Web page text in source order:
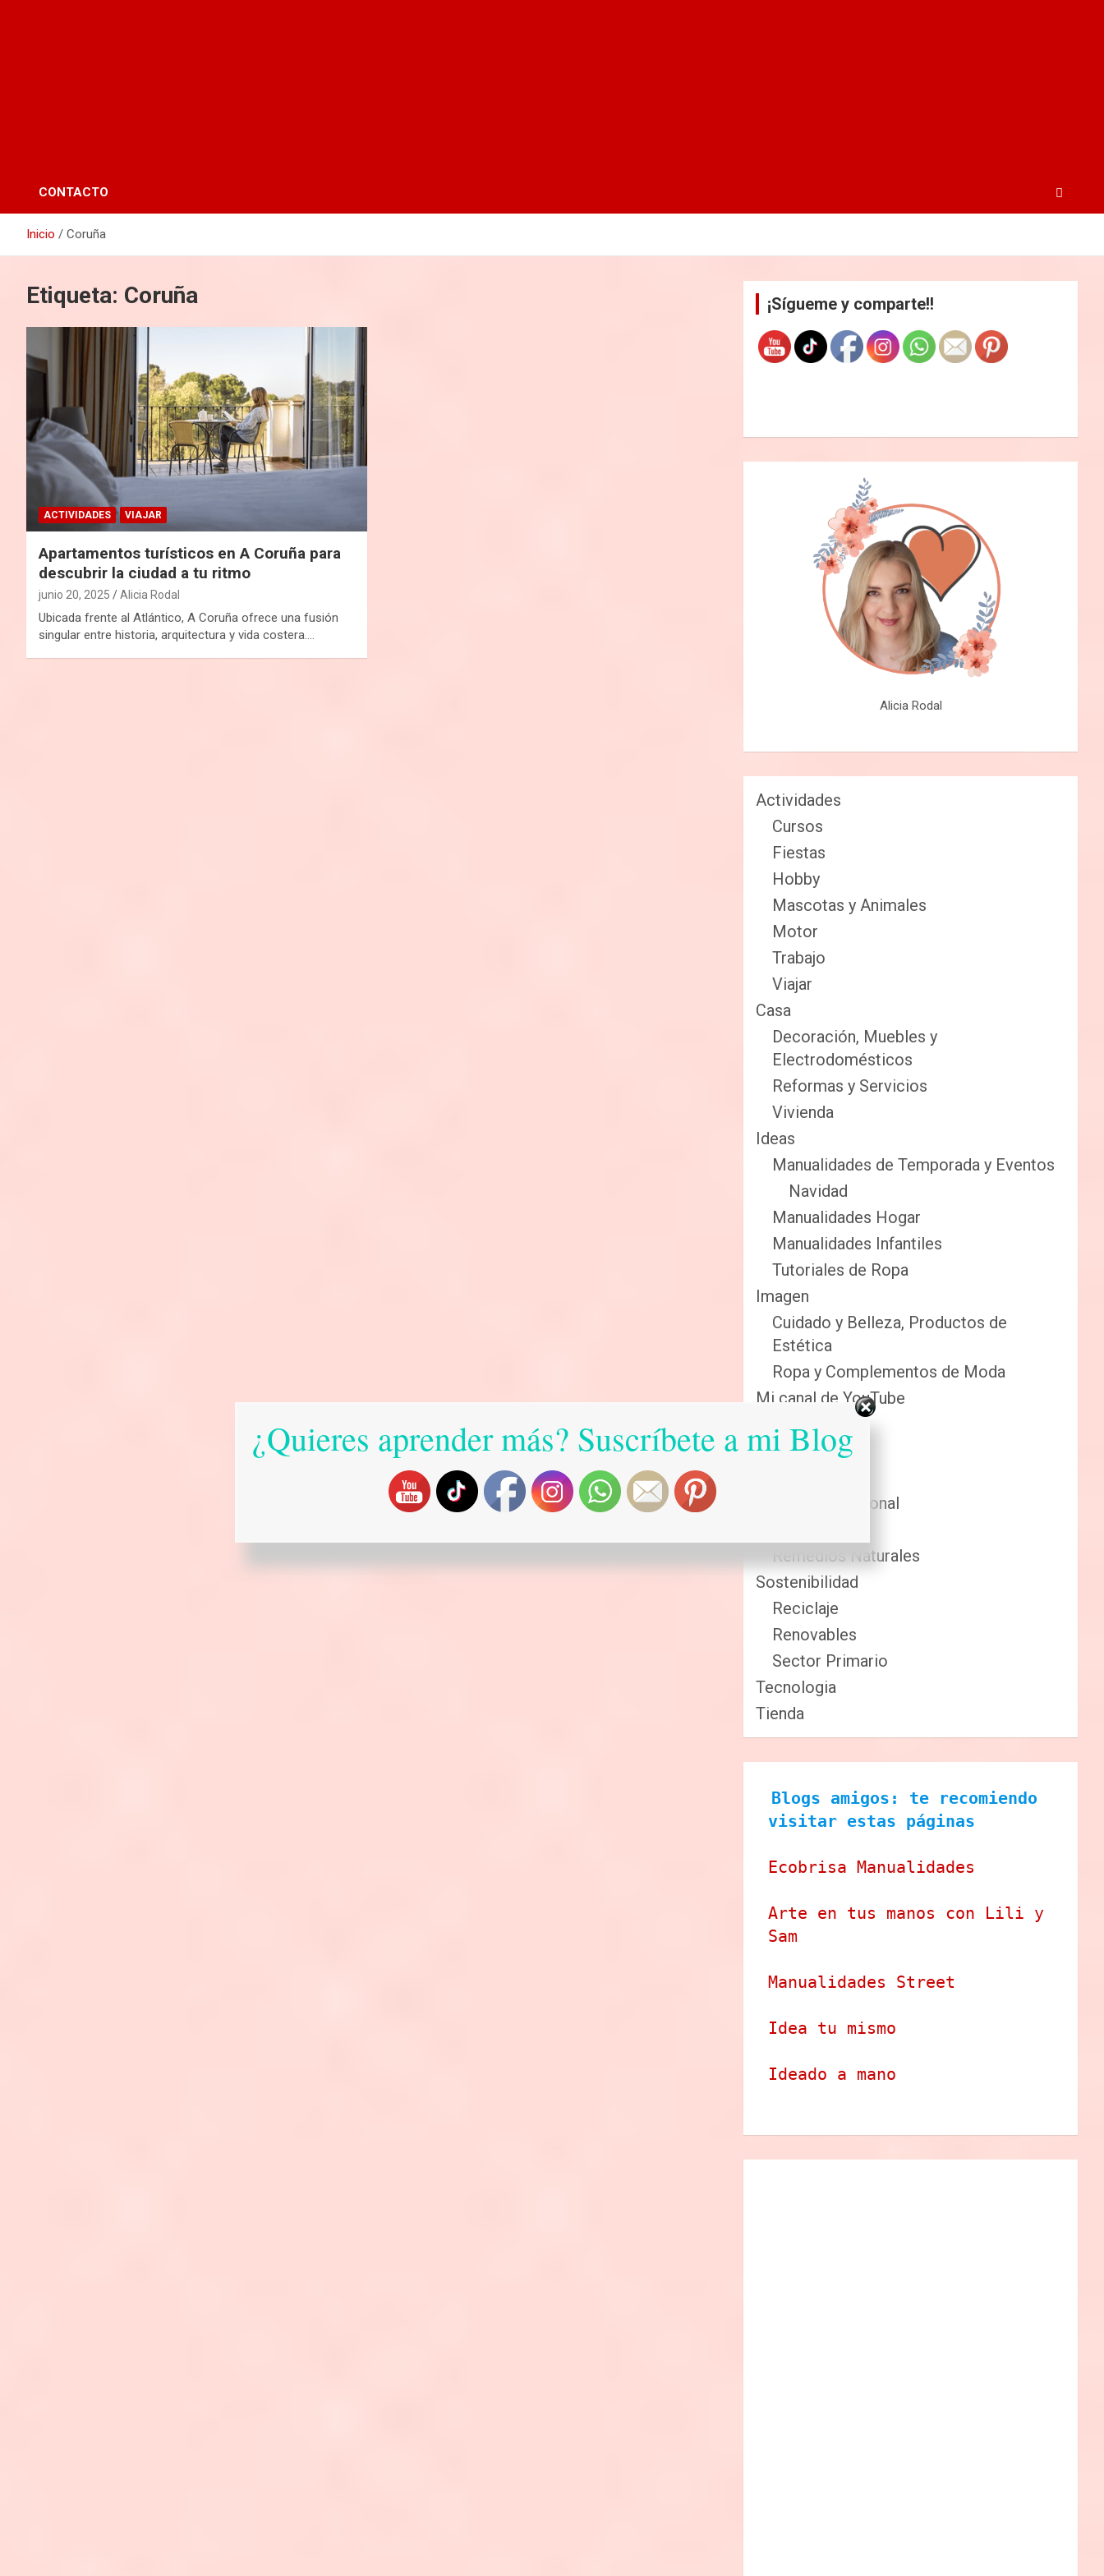
CONTACTO
Inicio Coruña
Etiqueta: Coruña
ACTIVIDADES VIAJAR
Apartamentos turísticos en A Coruña para
descubrir la ciudad a tu ritmo
junio 20, 2025 Alicia Rodal
Ubicada frente al Atlántico, A Coruña ofrece una fusión
singular entre historia, arquitectura y vida costera.…
¡Sígueme y comparte!!
Alicia Rodal
Actividades
Cursos
Fiestas
Hobby
Mascotas y Animales
Motor
Trabajo
Viajar
Casa
Decoración, Muebles y
Electrodomésticos
Reformas y Servicios
Vivienda
Ideas
Manualidades de Temporada y Eventos
Navidad
Manualidades Hogar
Manualidades Infantiles
Tutoriales de Ropa
Imagen
Cuidado y Belleza, Productos de
Estética
Ropa y Complementos de Moda
Mi canal de YouTube
Sabias que…
Salud
Cuidado Personal
Remedios Naturales
Sostenibilidad
Reciclaje
Renovables
Sector Primario
Tecnologia
Tienda
Blogs amigos: te recomiendo
visitar estas páginas
Ecobrisa Manualidades
Arte en tus manos con Lili y
Sam
Manualidades Street
Idea tu mismo
Ideado a mano
¿Quieres aprender más? Suscríbete a mi Blog